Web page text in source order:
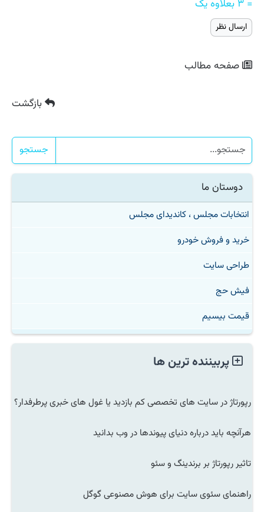
= ۳ بعلاوه یک
صفحه مطالب
بازگشت
جستجو
دوستان ما
انتخابات مجلس ، کاندیدای مجلس
خرید و فروش خودرو
طراحی سایت
فیش حج
قیمت بیسیم
پربیننده ترین ها
رپورتاژ در سایت های تخصصی کم بازدید یا غول های خبری پرطرفدار؟
هرآنچه باید درباره دنیای پیوندها در وب بدانید
تاثیر رپورتاژ بر برندینگ و سئو
راهنمای سئوی سایت برای هوش مصنوعی گوگل